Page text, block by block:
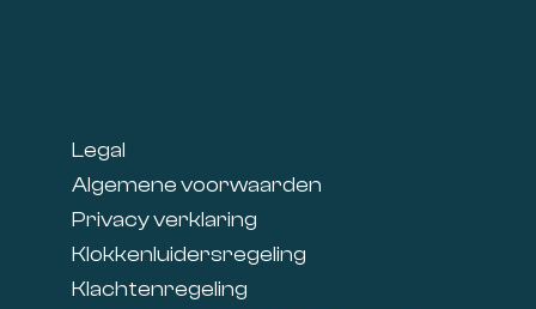
Legal
Algemene voorwaarden
Privacy verklaring
Klokkenluidersregeling
Klachtenregeling